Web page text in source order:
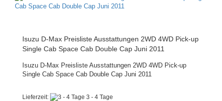
Isuzu D-Max Preisliste Ausstattungen 2WD 4WD Pick-up
Single Cab Space Cab Double Cap Juni 2011
Isuzu D-Max Preisliste Ausstattungen 2WD 4WD Pick-up
Single Cab Space Cab Double Cap Juni 2011
Lieferzeit: 3 - 4 Tage